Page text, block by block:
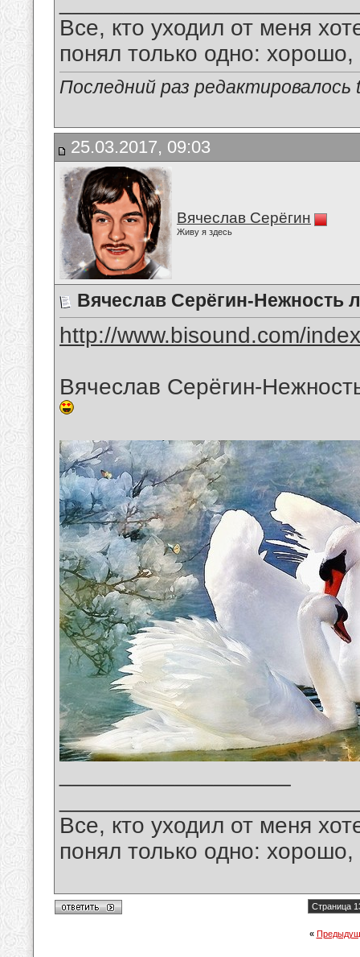
Все, кто уходил от меня
понял только одно:
Последний раз
25.03.2017, 09:03
Вячеслав Серёгин
Живу я здесь
Вячеслав Серёгин-Нежность
http://www.bisound.com/
Вячеслав Серёгин-
Все, кто уходил от меня
понял только одно:
Страница
«